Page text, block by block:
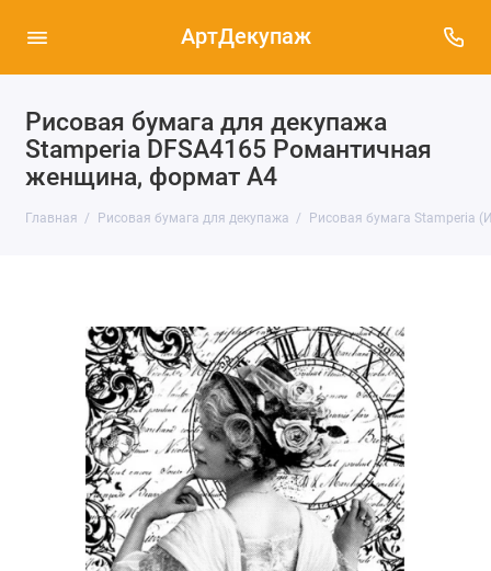
АртДекупаж
Рисовая бумага для декупажа
Stamperia DFSA4165 Романтичная
женщина, формат А4
Главная Рисовая бумага для декупажа Рисовая бумага Stamperia